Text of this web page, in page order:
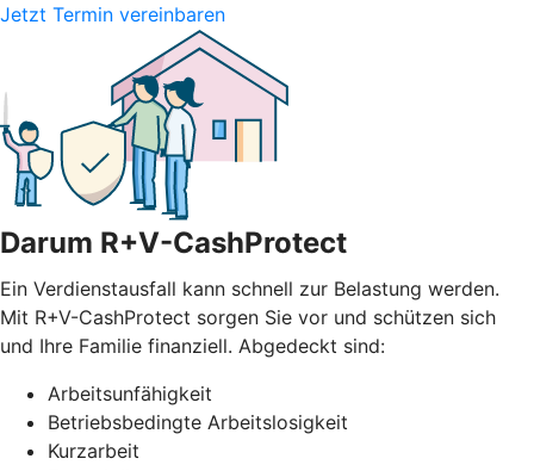
Jetzt Termin vereinbaren
Darum R+V-CashProtect
Ein Verdienstausfall kann schnell zur Belastung werden.
Mit R+V-CashProtect sorgen Sie vor und schützen sich
und Ihre Familie finanziell. Abgedeckt sind:
Arbeitsunfähigkeit
Betriebsbedingte Arbeitslosigkeit
Kurzarbeit